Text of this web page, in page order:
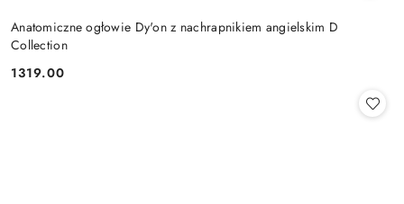
Anatomiczne ogłowie Dy'on z nachrapnikiem angielskim D
Collection
Cena:
1319.00